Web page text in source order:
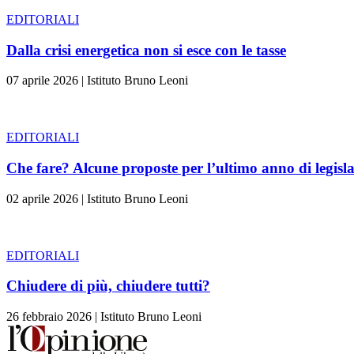
EDITORIALI
Dalla crisi energetica non si esce con le tasse
07 aprile 2026 | Istituto Bruno Leoni
EDITORIALI
Che fare? Alcune proposte per l’ultimo anno di
02 aprile 2026 | Istituto Bruno Leoni
EDITORIALI
Chiudere di più, chiudere tutti?
26 febbraio 2026 | Istituto Bruno Leoni